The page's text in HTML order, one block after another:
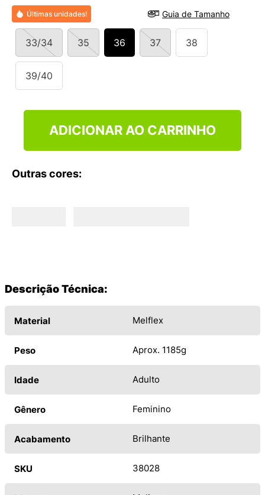
Últimas unidades! Guia de Tamanho
33/34 35 36 37 38
39/40
ADICIONAR AO CARRINHO
Outras cores:
Descrição Técnica:
Material Melflex
Peso Aprox. 1185g
Idade Adulto
Gênero Feminino
Acabamento Brilhante
SKU 38028
9º
NEW 530
10º VEJA COUNTRY